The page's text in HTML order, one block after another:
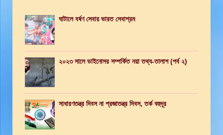
ঘাটালে বর্ষণ সেবায় ভারত সেবাশ্রম
২০২৩ সালে ডাইনোসর সম্পর্কিত নয়া তথ্য-তালাশ (পর্ব ২)
সাধারণতন্ত্র দিবস না প্রজাতন্ত্র দিবস, তর্ক বহুদূর